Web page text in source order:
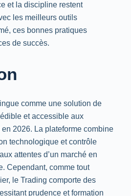
et la discipline restent
les meilleurs outils
ces bonnes pratiques
de succès.
comme une solution de
et accessible aux
2026. La plateforme combine
technologique et contrôle
attentes d’un marché en
Cependant, comme tout
le Trading comporte des
prudence et formation